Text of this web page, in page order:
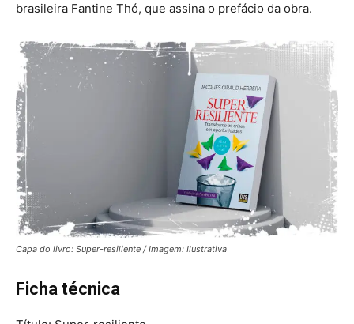
brasileira Fantine Thó, que assina o prefácio da obra.
Capa do livro: Super-resiliente / Imagem: Ilustrativa
Ficha técnica